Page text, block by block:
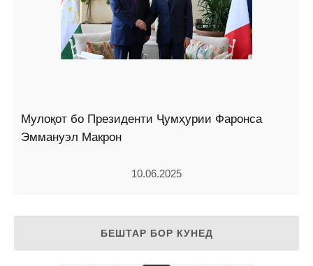
Мулоқот бо Президенти Ҷумҳурии Фаронса
Эммануэл Макрон
10.06.2025
БЕШТАР БОР КУНЕД